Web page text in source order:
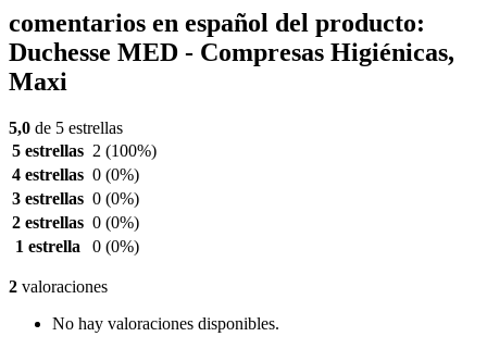
comentarios en español del producto:
Duchesse MED - Compresas Higiénicas,
Maxi
5,0 de 5 estrellas
5 estrellas 2 (100%)
4 estrellas 0 (0%)
3 estrellas 0 (0%)
2 estrellas 0 (0%)
1 estrella
0 (0%)
2 valoraciones
No hay valoraciones disponibles.